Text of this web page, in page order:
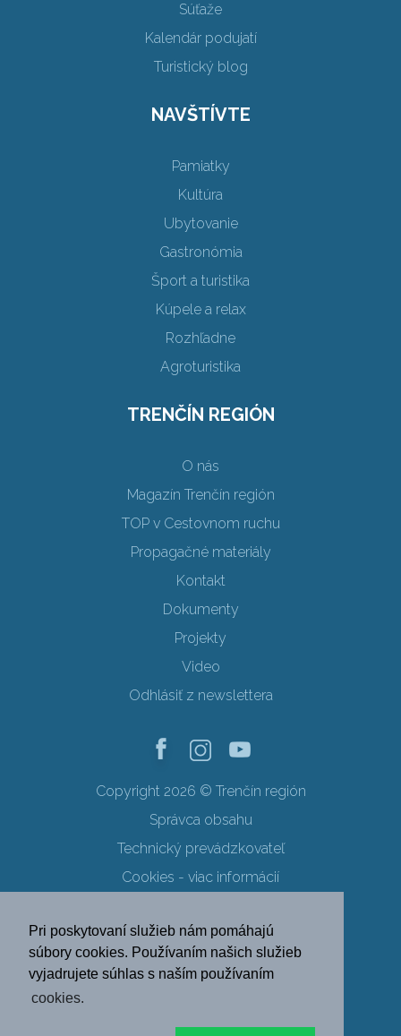
Pri poskytovaní služieb nám pomáhajú
súbory cookies. Používaním našich služieb
vyjadrujete súhlas s naším používaním
cookies.
Súťaže
Kalendár podujatí
Turistický blog
NAVŠTÍVTE
Pamiatky
Kultúra
Ubytovanie
Gastronómia
Šport a turistika
Kúpele a relax
Rozhľadne
Agroturistika
TRENČÍN REGIÓN
O nás
Magazín Trenčín región
TOP v Cestovnom ruchu
Propagačné materiály
Kontakt
Dokumenty
Projekty
Video
Odhlásiť z newslettera
Copyright 2026 © Trenčín región
Správca obsahu
Technický prevádzkovateľ
Cookies - viac informácií
Ochrana osobných údajov
SK EN DE
PL